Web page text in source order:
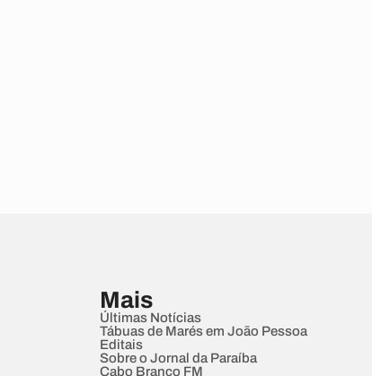
Mais
Últimas Notícias
Tábuas de Marés em João Pessoa
Editais
Sobre o Jornal da Paraíba
Cabo Branco FM